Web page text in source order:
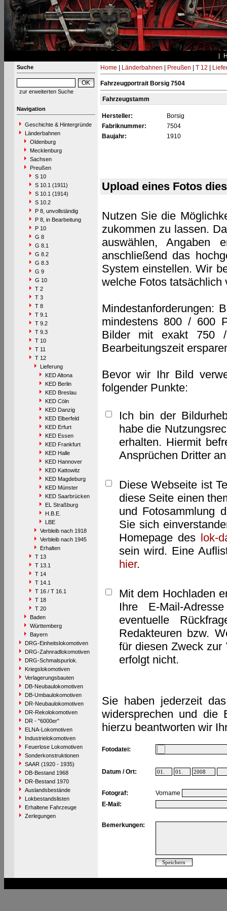
Suche
zur erweiterten Suche
Navigation
Geschichte & Hintergründe
Länderbahnen
Oldenburg
Mecklenburg
Sachsen
Preußen
S 10
S 10.1 (1911)
S 10.1 (1914)
S 10.2
P 8, unvollständig
P 8, in Bearbeitung
P 10
G 8
G 8.1
G 8.2
G 8.3
G 9
G 10
T 2
T 3
T 8
T 9.1
T 9.2
T 9.3
T 10
T 11
T 12
Lieferung
KED Altona
KED Berlin
KED Breslau
KED Cöln
KED Danzig
KED Elberfeld
KED Erfurt
KED Essen
KED Frankfurt
KED Halle
KED Hannover
KED Kattowitz
KED Magdeburg
KED Münster
KED Saarbrücken
EL Straßburg
H.B.E.
LBE
Verbleib nach 1918
Verbleib nach 1945
Erhalten
T 13
T 13.1
T 14
T 14.1
T 16 / T 16.1
T 18
T 20
Baden
Württemberg
Bayern
DRG-Einheitslokomotiven
DRG-Zahnradlokomotiven
DRG-Schmalspurlok.
Kriegslokomotiven
Verlagerungsbauten
DB-Neubaulokomotiven
DB-Umbaulokomotiven
DR-Neubaulokomotiven
DR-Rekolokomotiven
DR - "6000er"
ELNA-Lokomotiven
Industrielokomotiven
Feuerlose Lokomotiven
Sonderkonstruktionen
SAAR (1920 - 1935)
DB-Bestand 1968
DR-Bestand 1970
Auslandsbestände
Lokbestandslisten
Erhaltene Fahrzeuge
Zerlegungen
Home Länderbahnen Preußen T 12
Fahrzeugportrait Borsig 7504
Fahrzeugstamm
Hersteller:
Borsig
Fabriknummer:
7504
Baujahr:
1910
Upload eines Fotos
Nutzen Sie die
zukommen zu lassen.
auswählen, Angaben
anschließend das
System einstellen. Wir
welche Fotos tatsächlich
Mindestanforderungen:
mindestens 800 / 600
Bilder mit exakt 750
Bearbeitungszeit
Bevor wir Ihr Bild
folgender Punkte:
Ich bin der
habe die
erhalten. Hiermit
Ansprüchen Dritter
Diese Webseite ist
diese Seite einen
und Fotosammlung
Sie sich
Homepage des lok-
sein wird. Eine
hier.
Mit dem Hochladen
Ihre E-Mail-
eventuelle
Redakteuren bzw.
für diesen Zweck zur
erfolgt nicht.
Sie haben jederzeit
widersprechen und die
hierzu beantworten wir
Fotodatei:
Datum / Ort:
Fotograf:
Vorname
E-Mail:
Bemerkungen: